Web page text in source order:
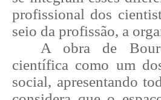
profissional dos
seio da profissão, a
A obra de
científica como um
social, apresentando